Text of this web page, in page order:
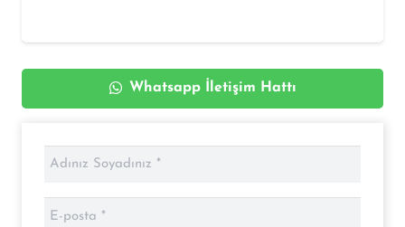
Whatsapp İletişim Hattı